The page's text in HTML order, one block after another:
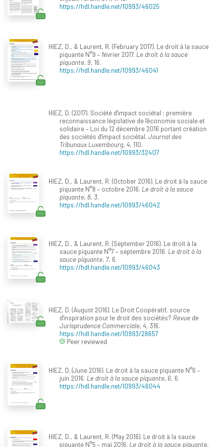
https://hdl.handle.net/10993/46025
HIEZ, D., & Laurent, R. (February 2017). Le droit à la sauce
piquante N°9 – février 2017. Le droit à la sauce
piquante, 9, 16.
https://hdl.handle.net/10993/46041
HIEZ, D. (2017). Société d'impact sociétal : première
reconnaissance législative de l'économie sociale et
solidaire – Loi du 12 décembre 2016 portant création
des sociétés d'impact sociétal. Journal des
Tribunaux Luxembourg, 4, 110.
https://hdl.handle.net/10993/32407
HIEZ, D., & Laurent, R. (October 2016). Le droit à la sauce
piquante N°8 – octobre 2016. Le droit à la sauce
piquante, 8, 3.
https://hdl.handle.net/10993/46042
HIEZ, D., & Laurent, R. (September 2016). Le droit à la
sauce piquante N°7 – septembre 2016. Le droit à la
sauce piquante, 7, 6.
https://hdl.handle.net/10993/46043
HIEZ, D. (August 2016). Le Droit Coopératif, source
d'inspiration pour le droit des sociétés? Revue de
Jurisprudence Commerciale, 4, 316.
https://hdl.handle.net/10993/28657
Peer reviewed
HIEZ, D. (June 2016). Le droit à la sauce piquante N°6 –
juin 2016. Le droit à la sauce piquante, 6, 6.
https://hdl.handle.net/10993/46044
HIEZ, D., & Laurent, R. (May 2016). Le droit à la sauce
piquante N°5 – mai 2016. Le droit à la sauce piquante,